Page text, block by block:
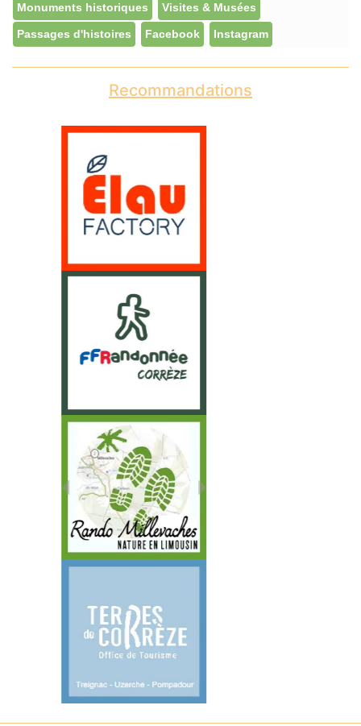
Monuments historiques Visites & Musées
Passages d'histoires Facebook Instagram
Recommandations